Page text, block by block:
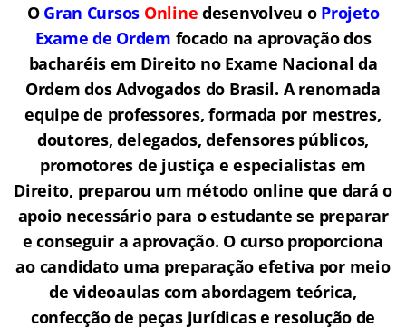
O Gran Cursos Online desenvolveu o Projeto
Exame de Ordem focado na aprovação dos
bacharéis em Direito no Exame Nacional da
Ordem dos Advogados do Brasil. A renomada
equipe de professores, formada por mestres,
doutores, delegados, defensores públicos,
promotores de justiça e especialistas em
Direito, preparou um método online que dará o
apoio necessário para o estudante se preparar
e conseguir a aprovação. O curso proporciona
ao candidato uma preparação efetiva por meio
de videoaulas com abordagem teórica,
confecção de peças jurídicas e resolução de